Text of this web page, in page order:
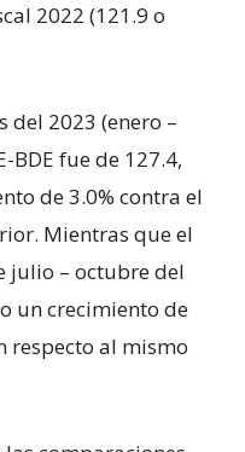
2022 (121.9 o
del 2023 (enero –
fue de 127.4,
de 3.0% contra el
Mientras que el
julio – octubre del
un crecimiento de
respecto al mismo